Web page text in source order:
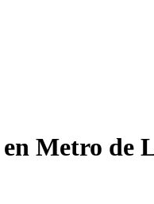
Metro de